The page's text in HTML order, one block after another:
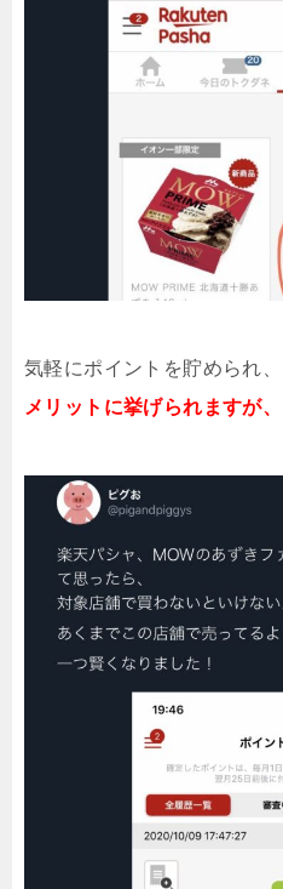
気軽にポイントを貯められ、
メリットに挙げられますが、